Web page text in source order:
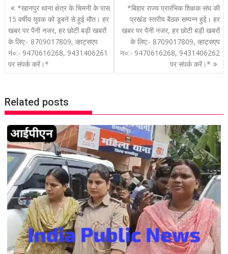
P
o
s
t
n
a
i
g
a
t
i
o
n
*खानपुर थाना क्षेत्र के चिमनी के पास
15 वर्षीय युवक को डूबने से हुई मौत। हर
खबर पर पैनी नजर, हर छोटी बड़ी खबरों
के लिए:- 8709017809, व्हाट्सएप
नं०:- 9470616268, 9431406261
पर संपर्क करें।*
*बिहार राज्य प्रारंभिक शिक्षक संघ की
प्रखंड स्तरीय बैठक सम्पन्न हुई। हर
खबर पर पैनी नजर, हर छोटी बड़ी खबरों
के लिए:- 8709017809, व्हाट्सएप
न०:- 9470616268, 9431406262
पर संपर्क करें।*
Related posts